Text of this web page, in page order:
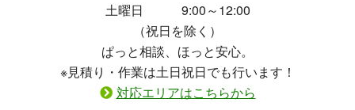
土曜日 9:00～12:00
（祝日を除く）
ぱっと相談、ほっと安心。
※見積り・作業は土日祝日でも行います！
対応エリアはこちらから